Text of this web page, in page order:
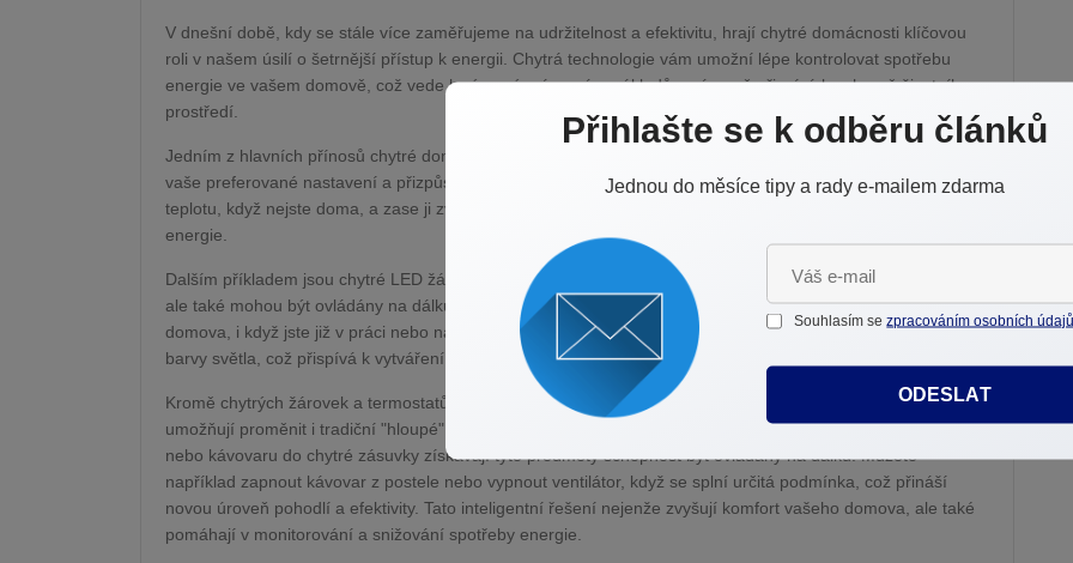
V dnešní době, kdy se stále více zaměřujeme na udržitelnost a efektivitu, hrají chytré domácnosti klíčovou
roli v našem úsilí o šetrnější přístup k energii. Chytrá technologie vám umožní lépe kontrolovat spotřebu
energie ve vašem domově, což vede k výrazným úsporám nákladů a zároveň přispívá k ochraně životního
prostředí.
Jedním z hlavních přínosů chytré domácnosti je automatizované řízení teploty. Chytré termostaty se učí
vaše preferované nastavení a přizpůsobují se vašim denním rutinám. Můžete je nastavit tak, aby snížily
teplotu, když nejste doma, a zase ji zvýšily těsně před vaším příjezdem, čímž se snižuje zbytečná spotřeba
energie.
Dalším příkladem jsou chytré LED žárovky, které nejenže spotřebovávají méně energie než tradiční žárovky,
ale také mohou být ovládány na dálku. To znamená, že můžete vypnout světla v jakékoli místnosti vašeho
domova, i když jste již v práci nebo na dovolené. Některé modely dokonce umožňují nastavení intenzity a
barvy světla, což přispívá k vytváření příjemné atmosféry a zároveň šetří energii.
Kromě chytrých žárovek a termostatů jsou zde také chytré zásuvky, které přinášejí unikátní výhodu:
umožňují proměnit i tradiční "hloupé" spotřebiče v chytrá zařízení. Připojením například lampy, ventilátoru
nebo kávovaru do chytré zásuvky získávají tyto předměty schopnost být ovládány na dálku. Můžete
například zapnout kávovar z postele nebo vypnout ventilátor, když se splní určitá podmínka, což přináší
novou úroveň pohodlí a efektivity. Tato inteligentní řešení nejenže zvyšují komfort vašeho domova, ale také
pomáhají v monitorování a snižování spotřeby energie.
Přihlašte se k odběru článků
Jednou do měsíce tipy a rady e-mailem zdarma
Souhlasím sezpracováním osobních
ODESLAT